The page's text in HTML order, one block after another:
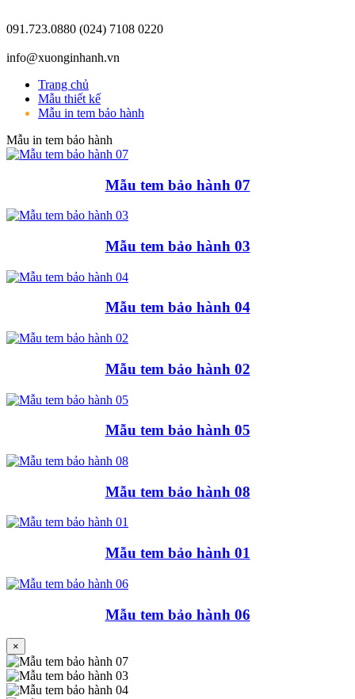
091.723.0880 (024) 7108 0220
info@xuonginhanh.vn
Trang chủ
Mẫu thiết kế
Mẫu in tem bảo hành
Mẫu in tem bảo hành
Mẫu tem bảo hành 07
Mẫu tem bảo hành 03
Mẫu tem bảo hành 04
Mẫu tem bảo hành 02
Mẫu tem bảo hành 05
Mẫu tem bảo hành 08
Mẫu tem bảo hành 01
Mẫu tem bảo hành 06
×